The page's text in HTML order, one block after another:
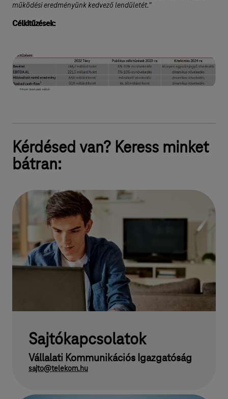
működési eredményünk kedvező lendületét."
Célkitűzések:
Kérdésed van? Keress minket
bátran:
Sajtókapcsolatok
Vállalati Kommunikációs Igazgatóság
sajto@telekom.hu